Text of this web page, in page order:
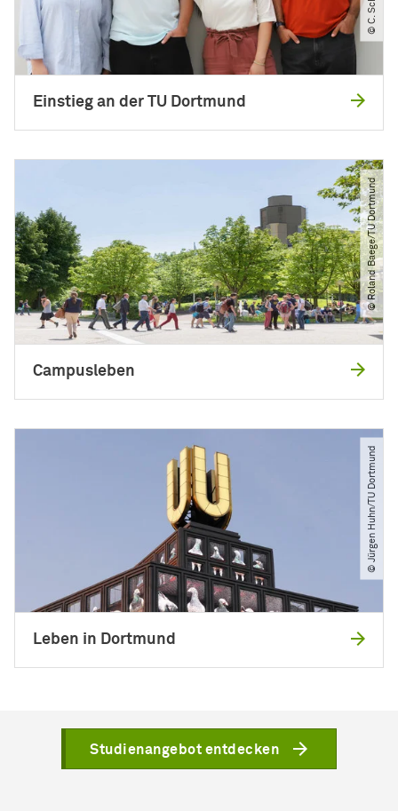
Einstieg an der TU Dortmund
© Roland Baege​/​TU Dortmund
Campusleben
© Jürgen Huhn​/​TU Dortmund
Leben in Dortmund
Studienangebot entdecken